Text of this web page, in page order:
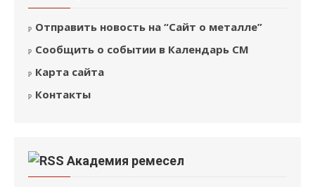
Отправить новость на “Сайт о металле”
Сообщить о событии в Календарь СМ
Карта сайта
Контакты
Академия ремесел